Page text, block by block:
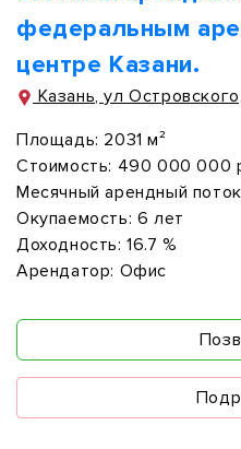
федеральным
центре Казани.
Казань, ул
Площадь: 2031 м²
Стоимость: 490 000 000
Месячный арендный
Окупаемость: 6 лет
Доходность: 16.7 %
Арендатор: Офис